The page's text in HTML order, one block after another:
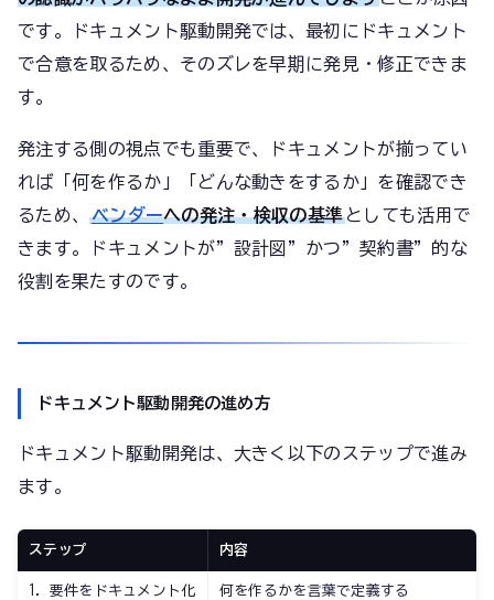
です。ドキュメント駆動開発では、最初にドキュメント
で合意を取るため、そのズレを早期に発見・修正できま
す。
発注する側の視点でも重要で、ドキュメントが揃ってい
れば「何を作るか」「どんな動きをするか」を確認でき
るため、ベンダーへの発注・検収の基準としても活用で
きます。ドキュメントが”設計図”かつ”契約書”的な
役割を果たすのです。
ドキュメント駆動開発の進め方
ドキュメント駆動開発は、大きく以下のステップで進み
ます。
ステップ 内容
1. 要件をドキュメント化 何を作るかを言葉で定義する